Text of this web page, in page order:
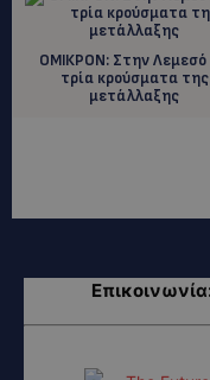
ΟΜΙΚΡΟΝ: Στην Λεμεσό
τρία κρούσματα της
μετάλλαξης